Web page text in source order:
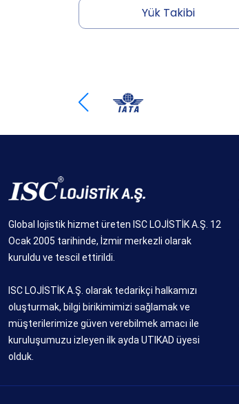
Yük Takibi
Global lojistik hizmet üreten ISC LOJİSTİK A.Ş. 12
Ocak 2005 tarihinde, İzmir merkezli olarak
kuruldu ve tescil ettirildi.
ISC LOJİSTİK A.Ş. olarak tedarikçi halkamızı
oluşturmak, bilgi birikimimizi sağlamak ve
müşterilerimize güven verebilmek amacı ile
kuruluşumuzu izleyen ilk ayda UTIKAD üyesi
olduk.